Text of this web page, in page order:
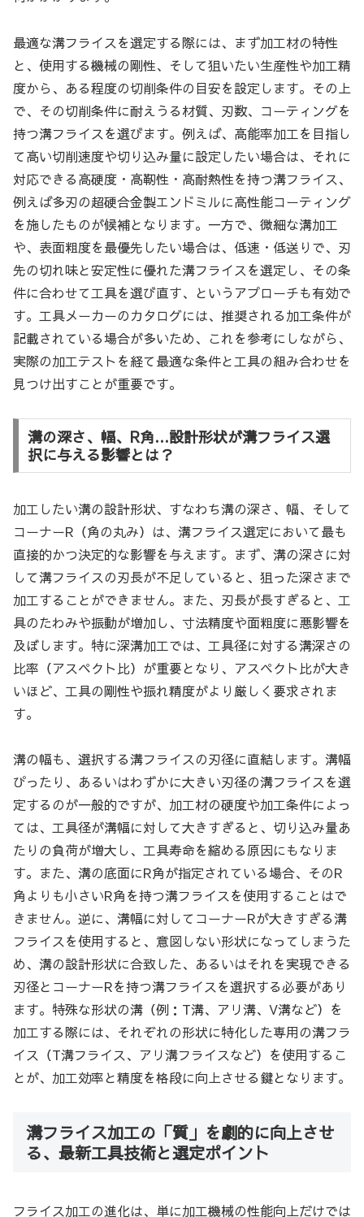
最適な溝フライスを選定する際には、まず加工材の特性
と、使用する機械の剛性、そして狙いたい生産性や加工精
度から、ある程度の切削条件の目安を設定します。その上
で、その切削条件に耐えうる材質、刃数、コーティングを
持つ溝フライスを選びます。例えば、高能率加工を目指し
て高い切削速度や切り込み量に設定したい場合は、それに
対応できる高硬度・高靭性・高耐熱性を持つ溝フライス、
例えば多刃の超硬合金製エンドミルに高性能コーティング
を施したものが候補となります。一方で、微細な溝加工
や、表面粗度を最優先したい場合は、低速・低送りで、刃
先の切れ味と安定性に優れた溝フライスを選定し、その条
件に合わせて工具を選び直す、というアプローチも有効で
す。工具メーカーのカタログには、推奨される加工条件が
記載されている場合が多いため、これを参考にしながら、
実際の加工テストを経て最適な条件と工具の組み合わせを
見つけ出すことが重要です。
溝の深さ、幅、R角…設計形状が溝フライス選
択に与える影響とは？
加工したい溝の設計形状、すなわち溝の深さ、幅、そして
コーナーR（角の丸み）は、溝フライス選定において最も
直接的かつ決定的な影響を与えます。まず、溝の深さに対
して溝フライスの刃長が不足していると、狙った深さまで
加工することができません。また、刃長が長すぎると、工
具のたわみや振動が増加し、寸法精度や面粗度に悪影響を
及ぼします。特に深溝加工では、工具径に対する溝深さの
比率（アスペクト比）が重要となり、アスペクト比が大き
いほど、工具の剛性や振れ精度がより厳しく要求されま
す。
溝の幅も、選択する溝フライスの刃径に直結します。溝幅
ぴったり、あるいはわずかに大きい刃径の溝フライスを選
定するのが一般的ですが、加工材の硬度や加工条件によっ
ては、工具径が溝幅に対して大きすぎると、切り込み量あ
たりの負荷が増大し、工具寿命を縮める原因にもなりま
す。また、溝の底面にR角が指定されている場合、そのR
角よりも小さいR角を持つ溝フライスを使用することはで
きません。逆に、溝幅に対してコーナーRが大きすぎる溝
フライスを使用すると、意図しない形状になってしまうた
め、溝の設計形状に合致した、あるいはそれを実現できる
刃径とコーナーRを持つ溝フライスを選択する必要があり
ます。特殊な形状の溝（例：T溝、アリ溝、V溝など）を
加工する際には、それぞれの形状に特化した専用の溝フラ
イス（T溝フライス、アリ溝フライスなど）を使用するこ
とが、加工効率と精度を格段に向上させる鍵となります。
溝フライス加工の「質」を劇的に向上させ
る、最新工具技術と選定ポイント
フライス加工の進化は、単に加工機械の性能向上だけでは